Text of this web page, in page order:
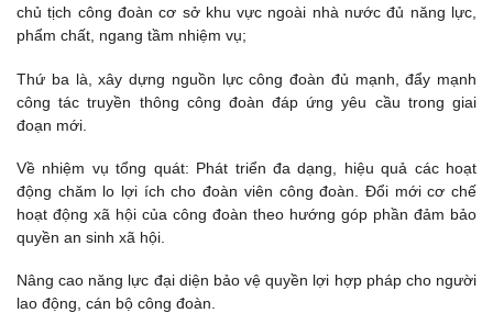
chủ tịch công đoàn cơ sở khu vực ngoài nhà nước đủ năng lực,
phẩm chất, ngang tầm nhiệm vụ;
Thứ ba là, xây dựng nguồn lực công đoàn đủ mạnh, đẩy mạnh
công tác truyền thông công đoàn đáp ứng yêu cầu trong giai
đoạn mới.
Về nhiệm vụ tổng quát: Phát triển đa dạng, hiệu quả các hoạt
động chăm lo lợi ích cho đoàn viên công đoàn. Đổi mới cơ chế
hoạt động xã hội của công đoàn theo hướng góp phần đảm bảo
quyền an sinh xã hội.
Nâng cao năng lực đại diện bảo vệ quyền lợi hợp pháp cho người
lao động, cán bộ công đoàn.